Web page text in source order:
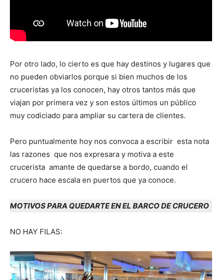
Por otro lado, lo cierto es que hay destinos y lugares que
no pueden obviarlos porque si bien muchos de los
cruceristas ya los conocen, hay otros tantos más que
viajan por primera vez y son estos últimos un público
muy codiciado para ampliar su cartera de clientes.
Pero puntualmente hoy nos convoca a escribir esta nota
las razones que nos expresara y motiva a este
crucerista amante de quedarse a bordo, cuando el
crucero hace escala en puertos que ya conoce.
MOTIVOS PARA QUEDARTE EN EL BARCO DE CRUCERO
NO HAY FILAS: